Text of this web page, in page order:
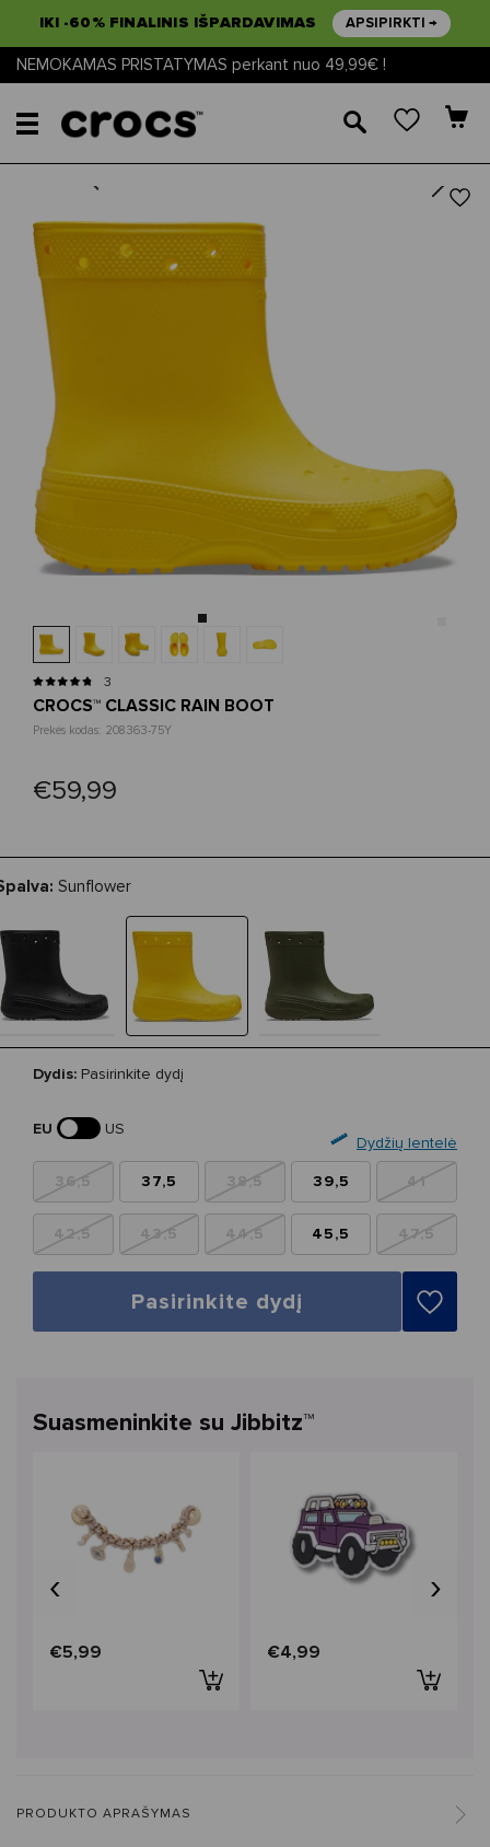
IKI -60% FINALINIS IŠPARDAVIMAS APSIPIRKTI →
NEMOKAMAS PRISTATYMAS perkant nuo 49,99€ !
🔎
Next
3
CROCS™ CLASSIC RAIN BOOT
Prekės kodas: 208363-75Y
€59,99
Sunflower
Dydis: Pasirinkite dydį
EU
US
Dydžių lentelė
36,5 37,5 38,5 39,5 41
42,5 43,5 44,5 45,5 47,5
Pasirinkite dydį
Suasmeninkite su Jibbitz™
€5,99 €4,99
‹ ›
PRODUKTO APRAŠYMAS